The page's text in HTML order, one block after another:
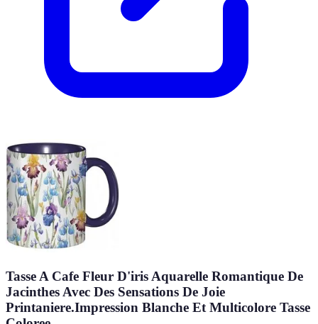
Tasse A Cafe Fleur D'iris Aquarelle Romantique De
Jacinthes Avec Des Sensations De Joie
Printaniere.Impression Blanche Et Multicolore Tasse